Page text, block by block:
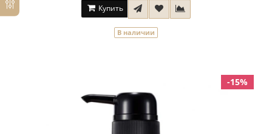
Купить
В наличии
-15%